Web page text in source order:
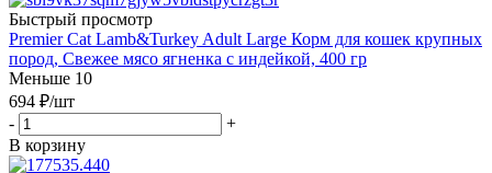
Быстрый просмотр
Premier Cat Lamb&Turkey Adult Large Корм для кошек крупных
пород, Свежее мясо ягненка с индейкой, 400 гр
Меньше 10
694 ₽/шт
-
+
В корзину